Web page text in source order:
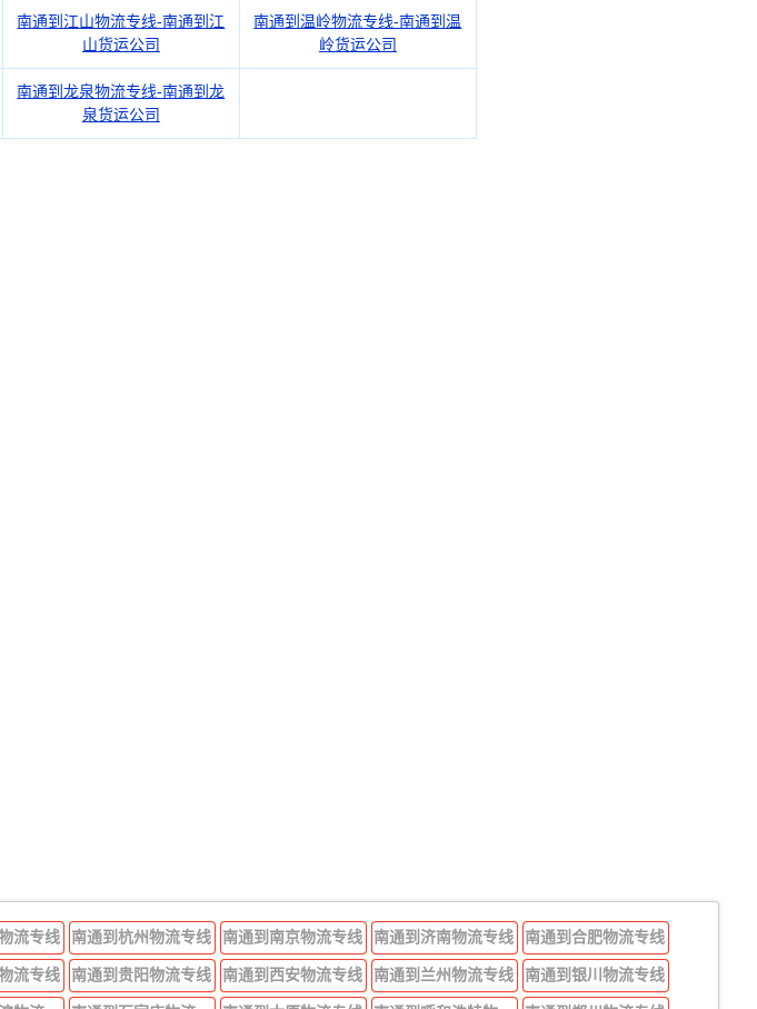
南通到江山物流专线-南通到江
山货运公司
南通到温岭物流专线-南通到温
岭货运公司
南通到龙泉物流专线-南通到龙
泉货运公司
流专线 南通到杭州物流专线 南通到南京物流专线 南通到济南物流专线 南通到合肥物流专线
流专线 南通到贵阳物流专线 南通到西安物流专线 南通到兰州物流专线 南通到银川物流专线